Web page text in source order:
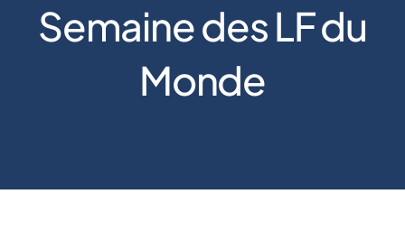
Semaine des LF du
Monde